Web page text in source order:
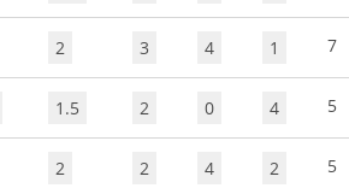
2 3 4 1 7
1.5 2 0 4 5
2 2 4 2 5